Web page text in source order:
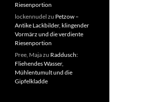
Riesenportion
lockennudel zu Petzow –
Antike Lackbilder, klingender
Vormärz und die verdiente
Riesenportion
Pree, Majazu Raddusch:
Fliehendes Wasser,
Mühlentumult und die
Gipfelkladde